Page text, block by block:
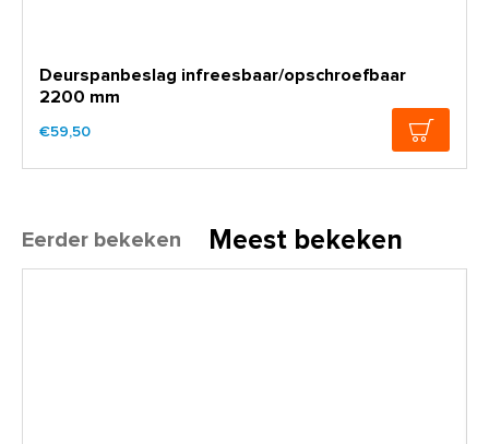
Deurspanbeslag infreesbaar/opschroefbaar
2200 mm
€59,50
Eerder bekeken Meest bekeken